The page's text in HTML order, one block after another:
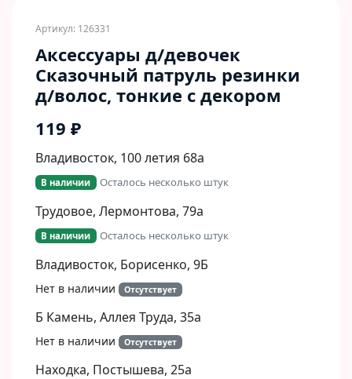
Артикул: 126331
Аксессуары д/девочек
Сказочный патруль резинки
д/волос, тонкие c декором
119 ₽
Владивосток, 100 летия 68а
В наличии Осталось несколько штук
Трудовое, Лермонтова, 79а
В наличии Осталось несколько штук
Владивосток, Борисенко, 9Б​
Нет в наличии Отсутствует
Б Камень, Аллея Труда, 35а
Нет в наличии Отсутствует
Находка, Постышева, 25а